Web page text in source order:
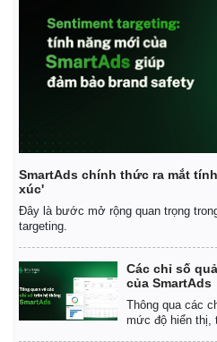
Thông tin doanh nghiệp
Doanh nghiệp 24h
Doanh nhân
Vì cộng đồng
SmartAds chính thức ra mắt
xúc'
Đây là bước mở rộng quan trọng
targeting.
Các chỉ số
của SmartAds
Thông qua các
mức độ hiển thị,